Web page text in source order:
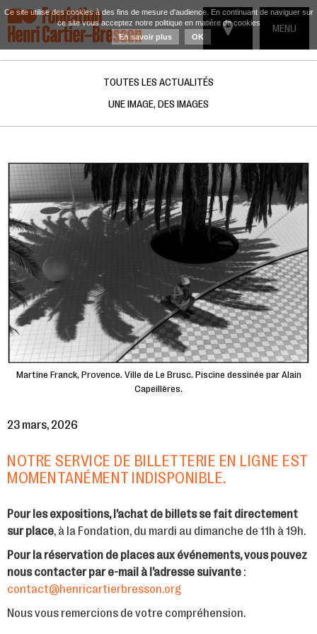
TOGGLE
MENU
TOUTES LES ACTUALITÉS
UNE IMAGE, DES IMAGES
Martine Franck, Provence. Ville de Le Brusc. Piscine dessinée par Alain
Capeillères.
23 mars, 2026
NOTRE SERVICE DE BILLETTERIE EN LIGNE EST
MOMENTANÉMENT INDISPONIBLE.
Pour les expositions, l’achat de billets se fait directement
sur place, à la Fondation, du mardi au dimanche de 11h à 19h.
Pour la réservation de places aux événements, vous pouvez
nous contacter par e-mail à l’adresse suivante :
contact@henricartierbresson.org
Nous vous remercions de votre compréhension.
Ce site utilise des cookies à des fins de mesure d'audience. En continuant de naviguer sur
ce site vous acceptez notre politique en matière de cookies
En savoir plus
OK